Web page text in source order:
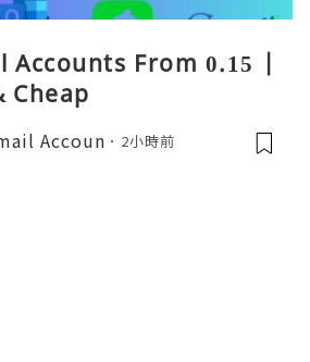
Accounts From 0.15 |
Cheap
Accoun 2小時前